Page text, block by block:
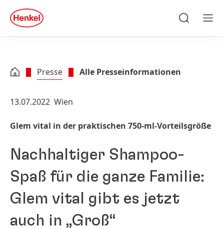
Zu Footer springen
quick
search
Presse Alle Presseinformationen
13.07.2022 Wien
Glem vital in der praktischen 750-ml-Vorteilsgröße
Nachhaltiger Shampoo-
Spaß für die ganze Familie:
Glem vital gibt es jetzt
auch in „Groß“